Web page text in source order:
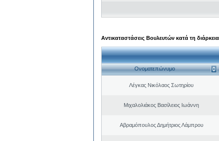
Αντικαταστάσεις Βουλευτών κατά τη
Ονοματεπώνυμο
Λέγκας Νικόλαος Σωτηρίου
Μιχαλολιάκος Βασίλειος Ιωάννη
Αβραμόπουλος Δημήτριος Λάμπρου